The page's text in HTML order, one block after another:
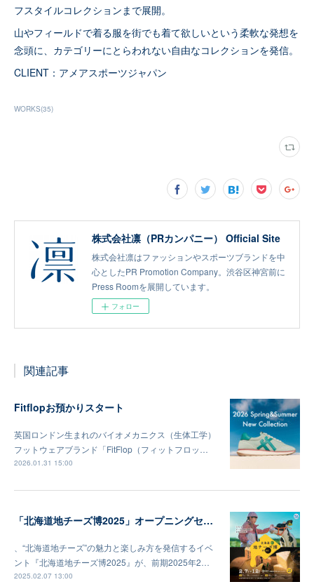
フスタイルコレクションまで展開。
⼭やフィールドで着る服を街でも着て欲しいという柔軟な発想を
念頭に、カテゴリーにとらわれない⾃由なコレクションを発信。
CLIENT：アメアスポーツジャパン
WORKS(35)
株式会社凛（PRカンパニー） Official Site
株式会社凛はファッションやスポーツブランドを中
心としたPR Promotion Company。渋谷区神宮前に
Press Roomを展開しています。
フォロー
関連記事
Fitflopお預かりスタート
英国ロンドン生まれのバイオメカニクス（生体工学）
フットウェアブランド「FitFlop（フィットフロッ…
2026.01.31 15:00
「北海道地チーズ博2025」オープニングセレモニー及びメディア向け内覧会
、“北海道地チーズ”の魅力と楽しみ方を発信するイベ
ント『北海道地チーズ博2025』が、前期2025年2…
2025.02.07 13:00